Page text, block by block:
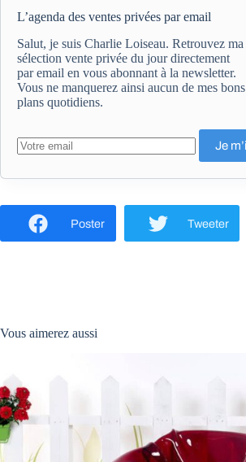
L’agenda des ventes privées par email
Salut, je suis Charlie Loiseau. Retrouvez ma
sélection vente privée du jour directement
par email en vous abonnant à la newsletter.
Vous ne manquerez ainsi aucun de mes bons
plans quotidiens.
Poster Tweeter
Vous aimerez aussi